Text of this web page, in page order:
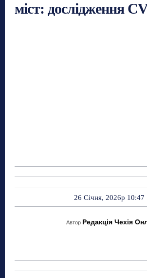
міст: дослідження
26 Січня, 2026р 10:47
Автор Редакція Чехія